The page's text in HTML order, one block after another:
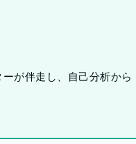
が伴走し、自己分析から